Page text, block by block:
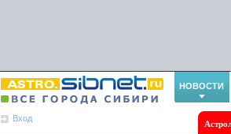
НОВОСТИ
Вход